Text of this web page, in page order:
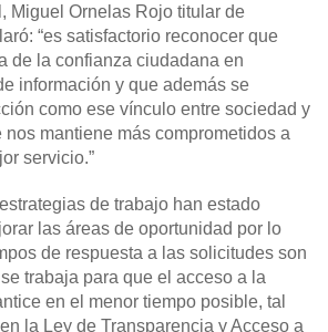
Miguel Ornelas Rojo titular de
“es satisfactorio reconocer que
de la confianza ciudadana en
información y que además se
como ese vínculo entre sociedad y
mantiene más comprometidos a
servicio.”
de trabajo han estado
las áreas de oportunidad por lo
de respuesta a las solicitudes son
trabaja para que el acceso a la
en el menor tiempo posible, tal
la Ley de Transparencia y Acceso a